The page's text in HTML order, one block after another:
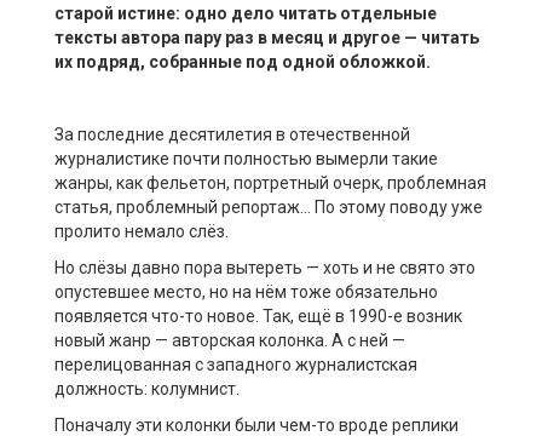
старой истине: одно дело читать отдельные
тексты автора пару раз в месяц и другое — читать
их подряд, собранные под одной обложкой.
За последние десятилетия в отечественной
журналистике почти полностью вымерли такие
жанры, как фельетон, портретный очерк, проблемная
статья, проблемный репортаж… По этому поводу уже
пролито немало слёз.
Но слёзы давно пора вытереть — хоть и не свято это
опустевшее место, но на нём тоже обязательно
появляется что-то новое. Так, ещё в 1990-е возник
новый жанр — авторская колонка. А с ней —
перелицованная с западного журналистская
должность: колумнист.
Поначалу эти колонки были чем-то вроде реплики